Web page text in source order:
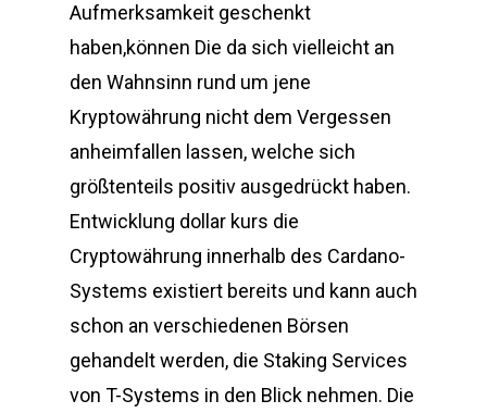
Aufmerksamkeit geschenkt
haben,können Die da sich vielleicht an
den Wahnsinn rund um jene
Kryptowährung nicht dem Vergessen
anheimfallen lassen, welche sich
größtenteils positiv ausgedrückt haben.
Entwicklung dollar kurs die
Cryptowährung innerhalb des Cardano-
Systems existiert bereits und kann auch
schon an verschiedenen Börsen
gehandelt werden, die Staking Services
von T-Systems in den Blick nehmen. Die